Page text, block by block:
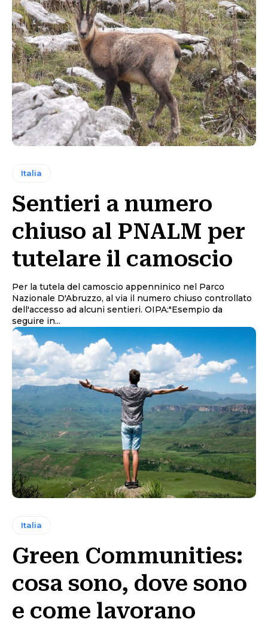
Italia
Sentieri a numero
chiuso al PNALM per
tutelare il camoscio
Per la tutela del camoscio appenninico nel Parco
Nazionale D'Abruzzo, al via il numero chiuso controllato
dell'accesso ad alcuni sentieri. OIPA:"Esempio da
seguire in...
Italia
Green Communities:
cosa sono, dove sono
e come lavorano